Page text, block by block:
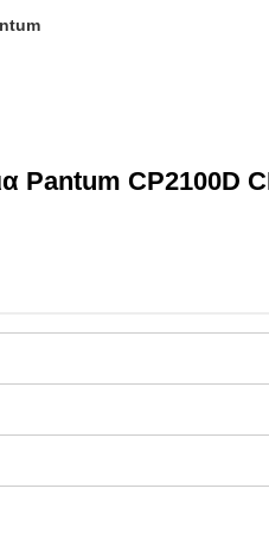
Pantum CP2100D